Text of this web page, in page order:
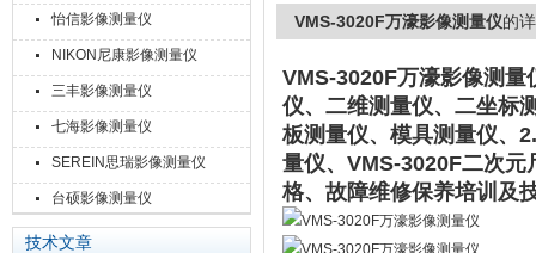
怡信影像测量仪
NIKON尼康影像测量仪
三丰影像测量仪
七海影像测量仪
SEREIN思瑞影像测量仪
台硕影像测量仪
技术文章
VMS-3020F万濠影像测量仪的
VMS-3020F万濠影像测量
仪、二维测量仪、二坐标
板测量仪、模具测量仪、
量仪、VMS-3020F二次
格、故障维修保养培训及